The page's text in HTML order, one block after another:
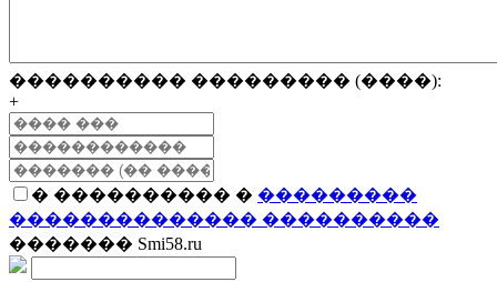
���������� ��������� (����):
+
� ���������� � ���������
�������������� ����������
������� Smi58.ru